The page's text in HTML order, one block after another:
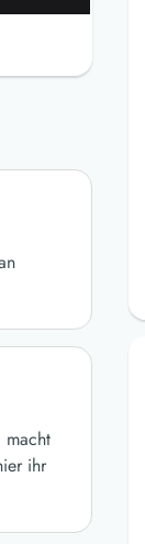
macht
ihr